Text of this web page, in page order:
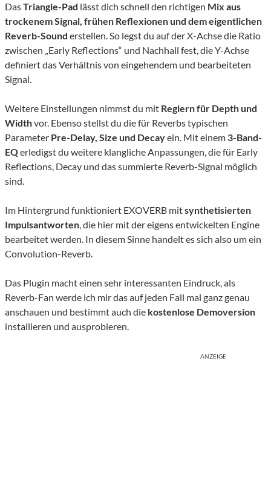
DasTriangle-Pad lässt dich schnell den richtigen Mix aus
trockenem Signal, frühen Reflexionen und dem eigentlichen
Reverb-Sound erstellen. So legst du auf der X-Achse die Ratio
zwischen „Early Reflections“ und Nachhall fest, die Y-Achse
definiert das Verhältnis von eingehendem und bearbeiteten
Signal.
Weitere Einstellungen nimmst du mit Reglern für Depth und
Widthvor. Ebenso stellst du die für Reverbs typischen
Parameter Pre-Delay, Size und Decayein. Mit einem 3-Band-
EQerledigst du weitere klangliche Anpassungen, die für Early
Reflections, Decay und das summierte Reverb-Signal möglich
sind.
Im Hintergrund funktioniert EXOVERB mitsynthetisierten
Impulsantworten, die hier mit der eigens entwickelten Engine
bearbeitet werden. In diesem Sinne handelt es sich also um ein
Convolution-Reverb.
Das Plugin macht einen sehr interessanten Eindruck, als
Reverb-Fan werde ich mir das auf jeden Fall mal ganz genau
anschauen und bestimmt auch die kostenlose Demoversion
installieren und ausprobieren.
ANZEIGE